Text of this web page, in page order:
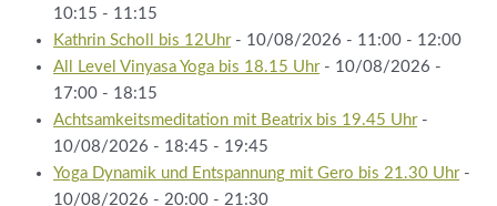
10:15 - 11:15
Kathrin Scholl bis 12Uhr- 10/08/2026 - 11:00 - 12:00
All Level Vinyasa Yoga bis 18.15 Uhr- 10/08/2026 -
17:00 - 18:15
Achtsamkeitsmeditation mit Beatrix bis 19.45 Uhr-
10/08/2026 - 18:45 - 19:45
Yoga Dynamik und Entspannung mit Gero bis 21.30 Uhr-
10/08/2026 - 20:00 - 21:30